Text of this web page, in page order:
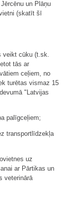
un Plāņu
(skatīt šī
veikt cūku (t.sk.
tās ar
ceļiem, no
turētas vismaz 15
"Latvijas
palīgceļiem;
transportlīdzekļa
uz
ar Pārtikas un
veterinārā